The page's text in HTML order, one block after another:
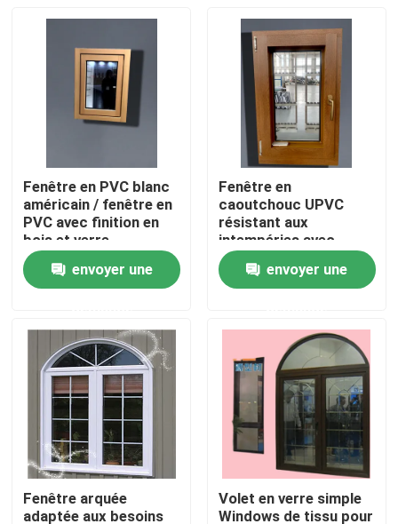
Produits
vidéos
Au sujet de nous
Visite d'usine
Contrôle de qualité
Contactez-nous
Demandez une citation
Profils de porte d'UPVC
Profils de fenêtre d'UPVC
Fenêtre en PVC blanc
américain / fenêtre en
PVC avec finition en
bois et verre
personnalisé
envoyer une
Fenêtre en
caoutchouc UPVC
résistant aux
intempéries avec
renforcement en acier
envoyer une
Fenêtre arquée
adaptée aux besoins
Volet en verre simple
Windows de tissu pour